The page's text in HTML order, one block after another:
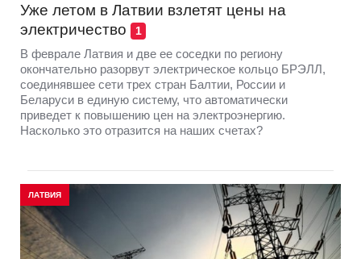
Уже летом в Латвии взлетят цены на
электричество
1
В феврале Латвия и две ее соседки по региону
окончательно разорвут электрическое кольцо БРЭЛЛ,
соединявшее сети трех стран Балтии, России и
Беларуси в единую систему, что автоматически
приведет к повышению цен на электроэнергию.
Насколько это отразится на наших счетах?
ЛАТВИЯ